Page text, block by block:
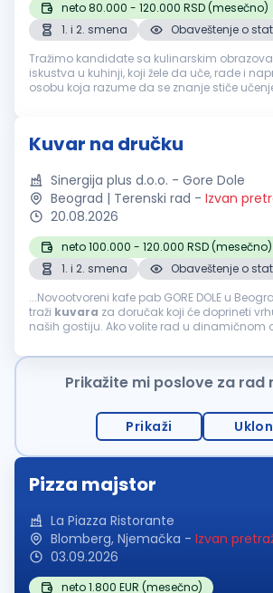
neto 80.000 - 120.000 RSD (mesečno)
1. i 2. smena
Obaveštenje o
Tražimo kandidate sa kulinarskim
iskustva u kuhinji, koji žele da uče, rade i
osobu koja razume da se znanje stiče
Kuvar na dručku
Sinergija plus d.o.o. - Gore Dole
Beograd | Terenski rad - Izvan
20.08.2026
neto 100.000 - 120.000 RSD (mesečno)
1. i 2. smena
Obaveštenje o
...Novootvoreni kafe pab GORE DOLE u
traži kuvara za doručak koji će doprineti
naših gostiju. Ako volite rad u dinamičnom
timu...
Prikažite mi poslove za rad
Prikaži
Pizza majstor
La Piazza Ristorante
Blomberg, Njemačka - Izvan
03.09.2026
neto 1.800 EUR (mesečno)